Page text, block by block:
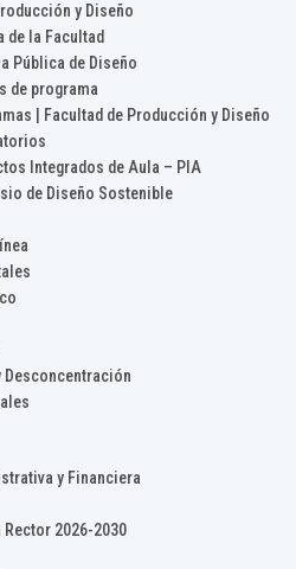
y Diseño
de la Facultad
Pública de Diseño
de programa
| Facultad de Producción y Diseño
Integrados de Aula – PIA
de Diseño Sostenible
y Financiera
2026-2030